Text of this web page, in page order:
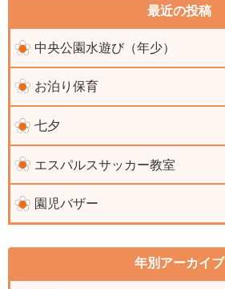
最近の投稿
中央公園水遊び（年少）
お泊り保育
七夕
エスパルスサッカー教室
園児バザー
年別アーカイブ